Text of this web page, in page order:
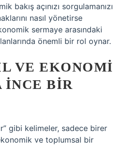
bakış açınızı sorgulamanızı
nasıl yönetirse
sermaye arasındaki
önemli bir rol oynar.
VE EKONOMI
İNCE BIR
gibi kelimeler, sadece birer
ve toplumsal bir